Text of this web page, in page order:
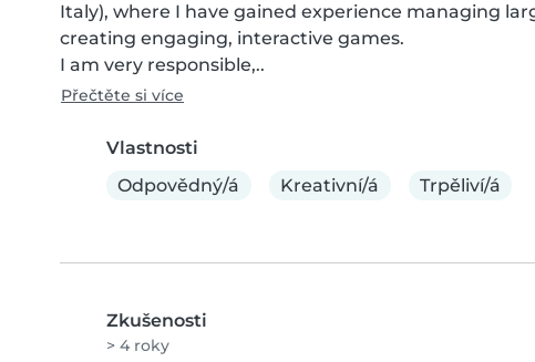
Italy), where I have gained experience managing
creating engaging, interactive games.
I am very responsible,..
Přečtěte si více
Vlastnosti
Odpovědný/á
Kreativní/á Trpěliví/á
Zkušenosti
> 4 roky